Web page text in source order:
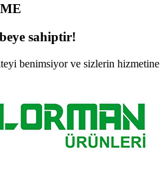
sahiptir!
benimsiyor ve sizlerin hizmetine